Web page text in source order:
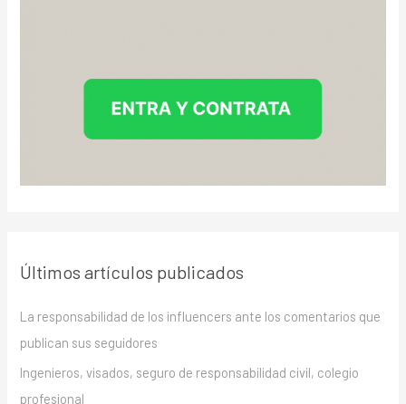
Últimos artículos publicados
La responsabilidad de los influencers ante los comentarios que
publican sus seguidores
Ingenieros, visados, seguro de responsabilidad civil, colegio
profesional